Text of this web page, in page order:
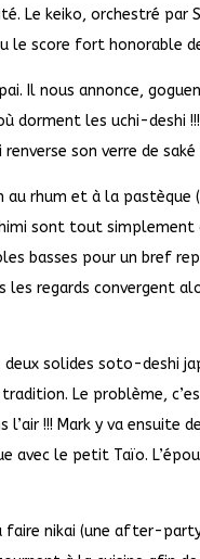
Le keiko, orchestré par
le score fort honorable
Il nous annonce,
les uchi-deshi
son verre de
au rhum et à la
sont tout simplement
basses pour un bref
regards convergent
deux solides soto-deshi
Le problème,
l’air !!! Mark y va ensuite
avec le petit Taïo.
faire nikai (une after-